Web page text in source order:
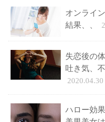
オンライ
結果、、
失恋後の
吐き気、
2020.04.30
ハロー効